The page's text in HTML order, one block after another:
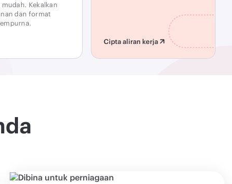
mudah. Kekalkan
dan format
Cipta aliran kerja